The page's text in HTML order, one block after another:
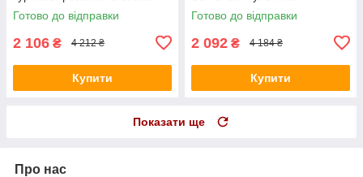
осінь Розмір М
Готово до відправки
2 106 ₴ 4 212 ₴
Купити
Готово до відправки
2 092 ₴ 4 184 ₴
Купити
Показати ще
Про нас